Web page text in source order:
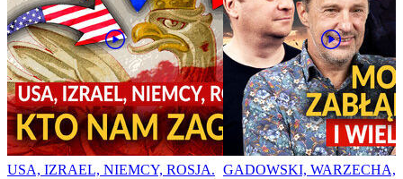
USA, IZRAEL, NIEMCY, ROSJA. GADOWSKI, WARZECHA,